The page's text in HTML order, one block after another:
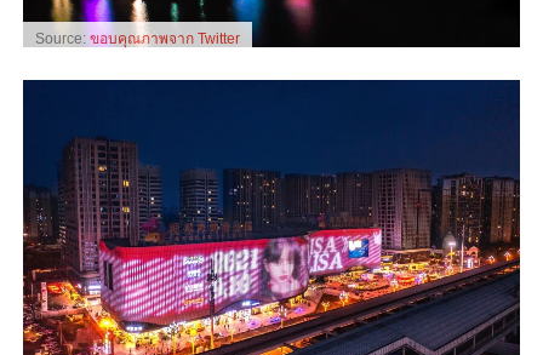
Source: ขอบคุณภาพจาก Twitter